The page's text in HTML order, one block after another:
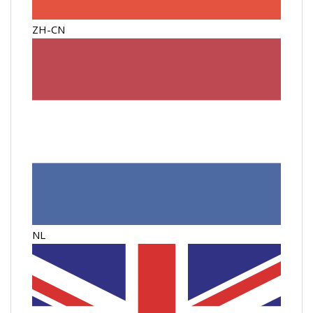
ZH-CN
NL